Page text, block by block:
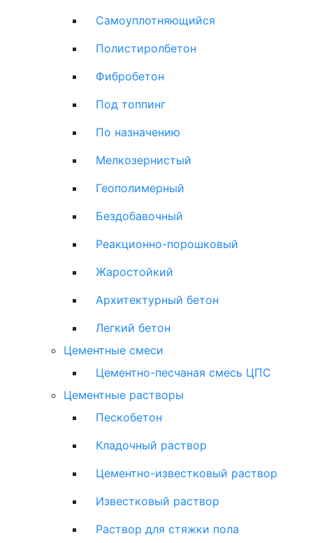
Самоуплотняющийся
Полистиролбетон
Фибробетон
Под топпинг
По назначению
Мелкозернистый
Геополимерный
Бездобавочный
Реакционно-порошковый
Жаростойкий
Архитектурный бетон
Легкий бетон
Цементные смеси
Цементно-песчаная смесь ЦПС
Цементные растворы
Пескобетон
Кладочный раствор
Цементно-известковый раствор
Известковый раствор
Раствор для стяжки пола